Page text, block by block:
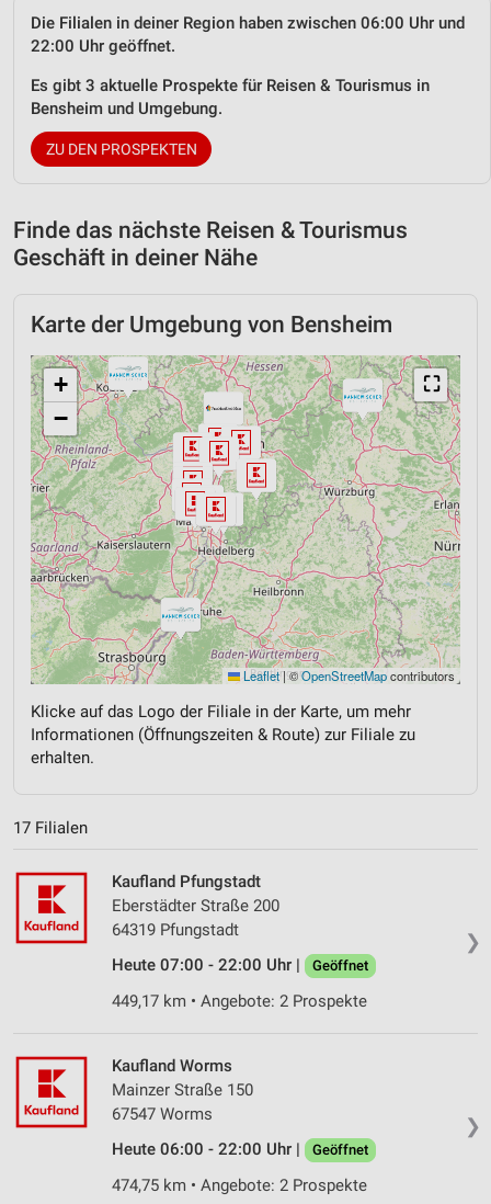
Die Filialen in deiner Region haben zwischen 06:00 Uhr und
22:00 Uhr geöffnet.
Es gibt 3 aktuelle Prospekte für Reisen & Tourismus in
Bensheim und Umgebung.
ZU DEN PROSPEKTEN
Finde das nächste Reisen & Tourismus
Geschäft in deiner Nähe
Karte der Umgebung von Bensheim
⛶
+
−
Leaflet|©OpenStreetMapcontributors
Klicke auf das Logo der Filiale in der Karte, um mehr
Informationen (Öffnungszeiten & Route) zur Filiale zu
erhalten.
17 Filialen
❯
Kaufland Pfungstadt
Eberstädter Straße 200
64319 Pfungstadt
Heute 07:00 - 22:00 Uhr |
Geöffnet
449,17 km • Angebote: 2 Prospekte
❯
Kaufland Worms
Mainzer Straße 150
67547 Worms
Heute 06:00 - 22:00 Uhr |
Geöffnet
474,75 km • Angebote: 2 Prospekte